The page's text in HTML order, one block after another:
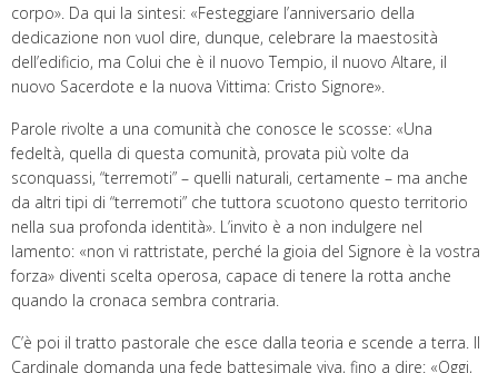
corpo». Da qui la sintesi: «Festeggiare l’anniversario della
dedicazione non vuol dire, dunque, celebrare la maestosità
dell’edificio, ma Colui che è il nuovo Tempio, il nuovo Altare, il
nuovo Sacerdote e la nuova Vittima: Cristo Signore».
Parole rivolte a una comunità che conosce le scosse: «Una
fedeltà, quella di questa comunità, provata più volte da
sconquassi, “terremoti” – quelli naturali, certamente – ma anche
da altri tipi di “terremoti” che tuttora scuotono questo territorio
nella sua profonda identità». L’invito è a non indulgere nel
lamento: «non vi rattristate, perché la gioia del Signore è la vostra
forza» diventi scelta operosa, capace di tenere la rotta anche
quando la cronaca sembra contraria.
C’è poi il tratto pastorale che esce dalla teoria e scende a terra. Il
Cardinale domanda una fede battesimale viva, fino a dire: «Oggi,